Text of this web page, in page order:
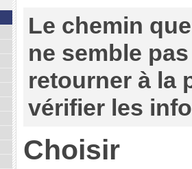
Le chemin
ne semble
retourner à la
vérifier les
Choisir